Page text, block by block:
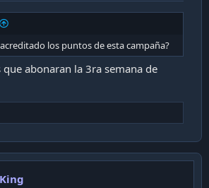
los puntos de esta campaña?
que abonaran la 3ra semana de